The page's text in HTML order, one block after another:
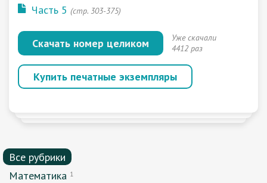
Часть 5 (стр. 303-375)
Скачать номер целиком
Уже скачали
4412 раз
Купить печатные экземпляры
Все рубрики
Математика 1